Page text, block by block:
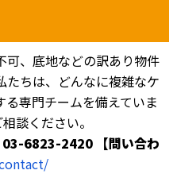
可、底地などの訳あり物件
たちは、どんなに複雑なケ
専門チームを備えていま
談ください。
03-6823-2420 【問い合わ